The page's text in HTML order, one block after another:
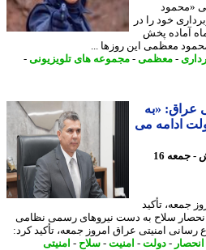
خود را در
پخش
معظمی این روزها ...
- معظمی-مجموعه های تلویزیونی-
«به
می
23 دقیقه پیش - جمعه 16
تأکید
سلاح به دست نیروهای رسمی نظامی
امنیتی عراق امروز جمعه، تأکید کرد:
-دولت-امنیت-سلاح-امنیتی